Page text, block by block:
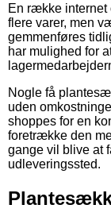
En række internet
flere varer, men
gemmenføres
har mulighed for
Nogle få
uden
shoppes for en
foretrække den
gange vil blive at
udleveringssted.